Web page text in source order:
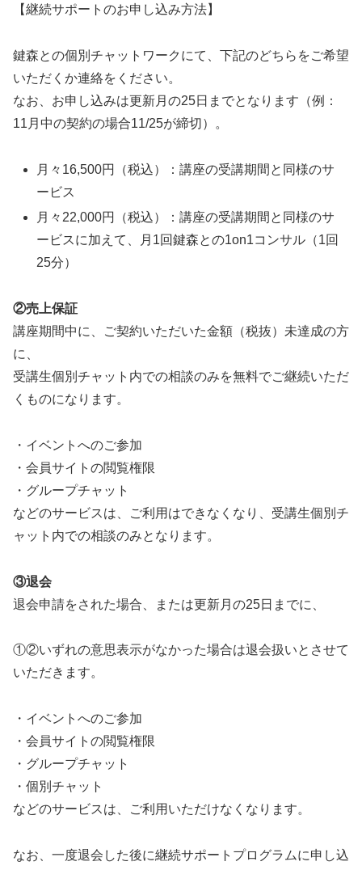
【継続サポートのお申し込み方法】
鍵森との個別チャットワークにて、下記のどちらをご希望
いただくか連絡をください。
なお、お申し込みは更新月の25日までとなります（例：
11月中の契約の場合11/25が締切）。
月々16,500円（税込）：講座の受講期間と同様のサ
ービス
月々22,000円（税込）：講座の受講期間と同様のサ
ービスに加えて、月1回鍵森との1on1コンサル（1回
25分）
②売上保証
講座期間中に、ご契約いただいた金額（税抜）未達成の方
に、
受講生個別チャット内での相談のみを無料でご継続いただ
くものになります。
・イベントへのご参加
・会員サイトの閲覧権限
・グループチャット
などのサービスは、ご利用はできなくなり、受講生個別チ
ャット内での相談のみとなります。
③退会
退会申請をされた場合、または更新月の25日までに、
①②いずれの意思表示がなかった場合は退会扱いとさせて
いただきます。
・イベントへのご参加
・会員サイトの閲覧権限
・グループチャット
・個別チャット
などのサービスは、ご利用いただけなくなります。
なお、一度退会した後に継続サポートプログラムに申し込